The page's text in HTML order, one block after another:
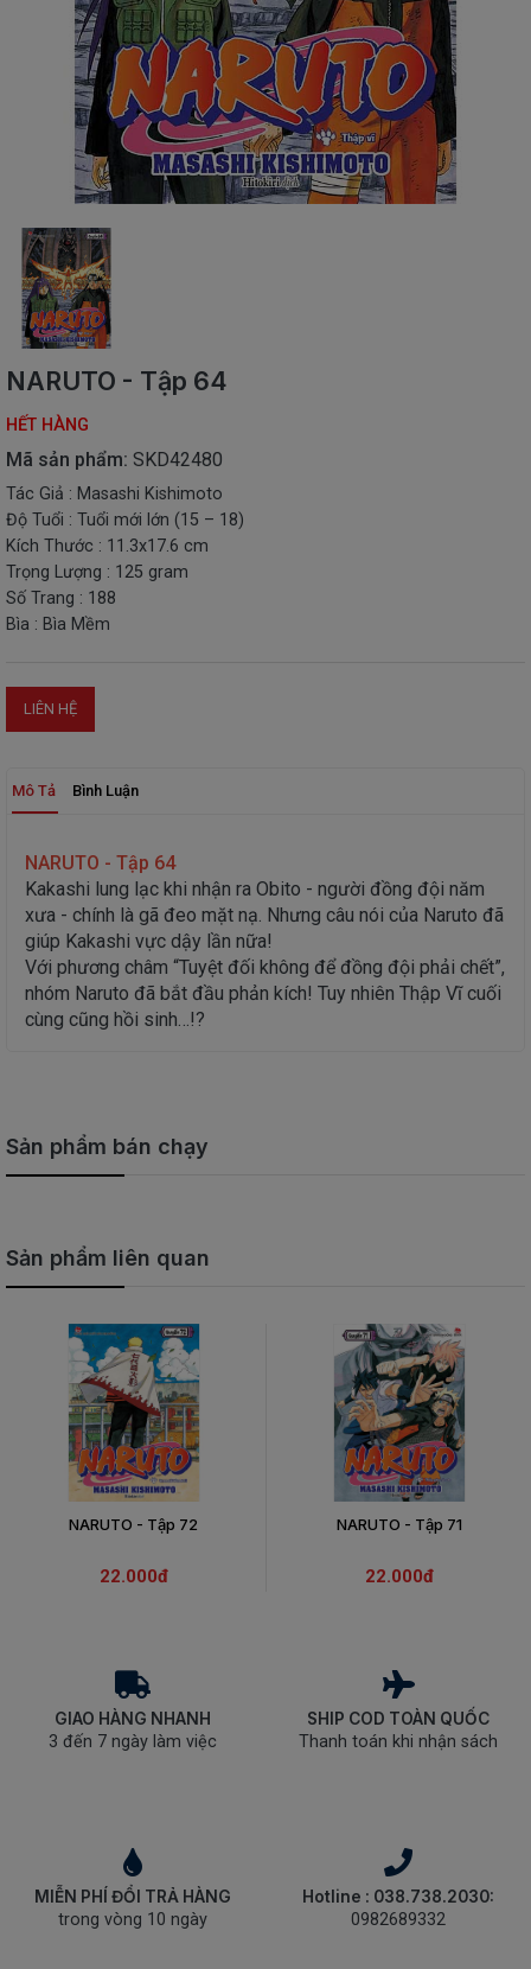
SÁCH
THIẾU
SÁCH
TIẾNG
SÁCH
NGOẠI
NGỮ
VPP
-
ĐỒ
DÙNG
SINH
QUÀ
TẶNG
ĐỒ
CHƠI
THIẾT
STEM
NARUTO - Tập 64
HẾT HÀNG
Mã sản phẩm: SKD42480
Tác Giả : Masashi Kishimoto
Độ Tuổi : Tuổi mới lớn (15 – 18)
Kích Thước : 11.3x17.6 cm
Trọng Lượng : 125 gram
Số Trang : 188
Bìa : Bìa Mềm
LIÊN HỆ
Mô Tả Bình Luận
NARUTO - Tập 64
Kakashi lung lạc khi nhận ra Obito - người đồng đội năm
xưa - chính là gã đeo mặt nạ. Nhưng câu nói của Naruto đã
giúp Kakashi vực dậy lần nữa!
Với phương châm “Tuyệt đối không để đồng đội phải chết”,
nhóm Naruto đã bắt đầu phản kích! Tuy nhiên Thập Vĩ cuối
cùng cũng hồi sinh…!?
Sản phẩm bán chạy
Sản phẩm liên quan
NARUTO - Tập 72
22.000đ
NARUTO - Tập 71
22.000đ
GIAO HÀNG NHANH
3 đến 7 ngày làm việc
SHIP COD TOÀN QUỐC
Thanh toán khi nhận sách
MIỄN PHÍ ĐỔI TRẢ HÀNG
trong vòng 10 ngày
Hotline : 038.738.2030:
0982689332